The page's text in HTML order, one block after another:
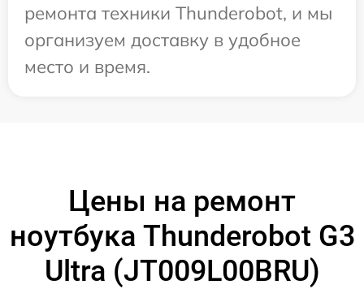
ремонта техники Thunderobot, и мы
организуем доставку в удобное
место и время.
Цены на ремонт
ноутбука Thunderobot G3
Ultra (JT009L00BRU)